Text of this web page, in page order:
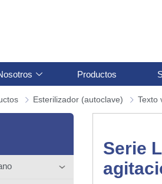
Productos
Esterilizador (autoclave) Texto
Serie